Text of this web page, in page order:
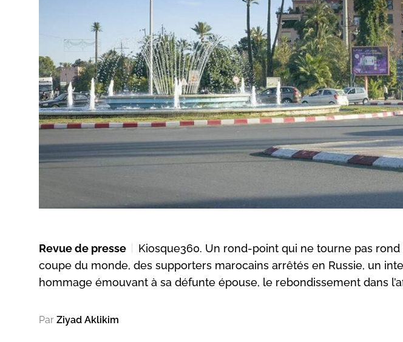
Revue de presse
Kiosque360. Un rond-point qui ne tourne pas rond
coupe du monde, des supporters marocains arrêtés en Russie, un
hommage émouvant à sa défunte épouse, le rebondissement dans
Par Ziyad Aklikim